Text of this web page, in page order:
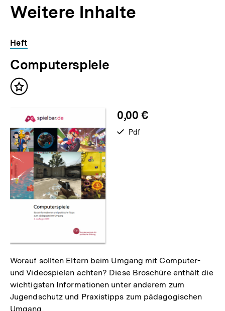
Weitere Inhalte
Inhaltskarousell
für
weitere
Inhalte
Inhaltskarussell
überspringen
Heft
Computerspiele
Inhalt
0,00 €
verfügbar
Pdf
Worauf sollten Eltern beim Umgang mit Computer-
und Videospielen achten? Diese Broschüre enthält die
wichtigsten Informationen unter anderem zum
Jugendschutz und Praxistipps zum pädagogischen
Umgang.